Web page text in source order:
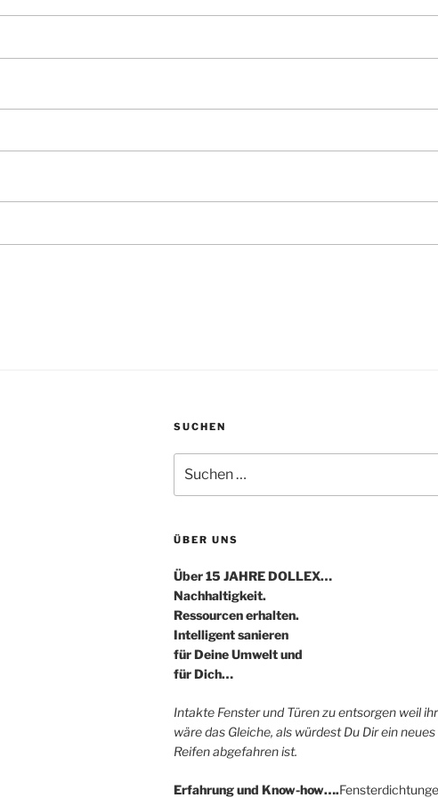
SUCHEN
nach:
ÜBER UNS
Über 15 JAHRE DOLLEX…
Nachhaltigkeit.
Ressourcen erhalten.
Intelligent sanieren
für Deine Umwelt und
für Dich…
Intakte Fenster und Türen zu entsorgen weil
wäre das Gleiche, als würdest Du Dir ein
Reifen abgefahren ist.
Erfahrung und Know-how….